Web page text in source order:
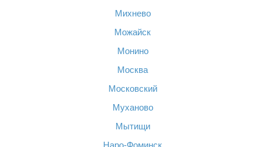
Михнево
Можайск
Монино
Москва
Московский
Муханово
Мытищи
Наро-Фоминск